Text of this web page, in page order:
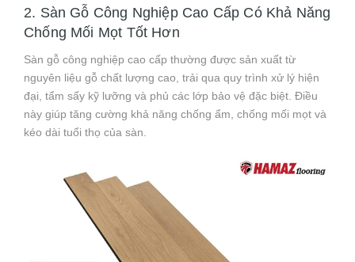
2. Sàn Gỗ Công Nghiệp Cao Cấp Có Khả Năng
Chống Mối Mọt Tốt Hơn
Sàn gỗ công nghiệp cao cấp thường được sản xuất từ
nguyên liệu gỗ chất lượng cao, trải qua quy trình xử lý hiện
đại, tẩm sấy kỹ lưỡng và phủ các lớp bảo vệ đặc biệt. Điều
này giúp tăng cường khả năng chống ẩm, chống mối mọt và
kéo dài tuổi thọ của sàn.